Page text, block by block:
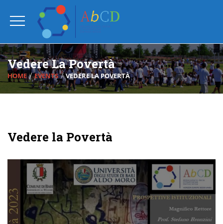
Vedere La Povertà
HOME EVENTS VEDERE LA POVERTÀ
Vedere la Povertà